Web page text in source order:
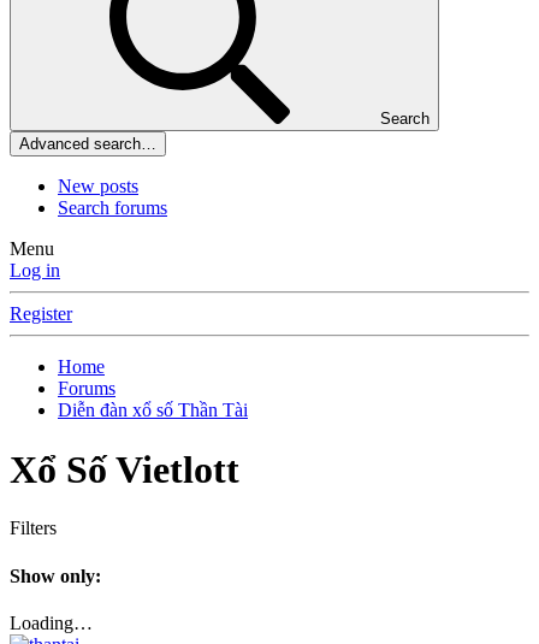
Search
Advanced search…
New posts
Search forums
Menu
Log in
Register
Home
Forums
Diễn đàn xổ số Thần Tài
Xổ Số Vietlott
Filters
Show only:
Loading…